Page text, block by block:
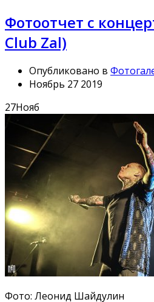
Фотоотчет с
Club Zal)
Опубликовано в
Ноябрь 27 2019
27Нояб
Фото: Леонид Шайдулин